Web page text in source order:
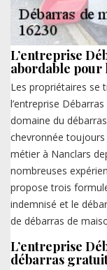
L’entreprise
abordable pour
Les propriétaires se
l’entreprise
domaine du
chevronnée toujours
métier à Nanclars
nombreuses
propose trois
indemnisé et le
de débarras de
L’entreprise
débarras